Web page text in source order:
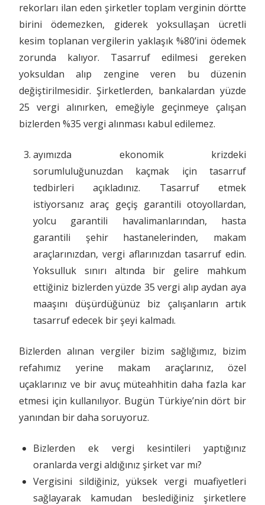
rekorları ilan eden şirketler toplam verginin dörtte
birini ödemezken, giderek yoksullaşan ücretli
kesim toplanan vergilerin yaklaşık %80’ini ödemek
zorunda kalıyor. Tasarruf edilmesi gereken
yoksuldan alıp zengine veren bu düzenin
değiştirilmesidir. Şirketlerden, bankalardan yüzde
25 vergi alınırken, emeğiyle geçinmeye çalışan
bizlerden %35 vergi alınması kabul edilemez.
ayımızda ekonomik krizdeki
sorumluluğunuzdan kaçmak için tasarruf
tedbirleri açıkladınız. Tasarruf etmek
istiyorsanız araç geçiş garantili otoyollardan,
yolcu garantili havalimanlarından, hasta
garantili şehir hastanelerinden, makam
araçlarınızdan, vergi aflarınızdan tasarruf edin.
Yoksulluk sınırı altında bir gelire mahkum
ettiğiniz bizlerden yüzde 35 vergi alıp aydan aya
maaşını düşürdüğünüz biz çalışanların artık
tasarruf edecek bir şeyi kalmadı.
Bizlerden alınan vergiler bizim sağlığımız, bizim
refahımız yerine makam araçlarınız, özel
uçaklarınız ve bir avuç müteahhitin daha fazla kar
etmesi için kullanılıyor. Bugün Türkiye’nin dört bir
yanından bir daha soruyoruz.
Bizlerden ek vergi kesintileri yaptığınız
oranlarda vergi aldığınız şirket var mı?
Vergisini sildiğiniz, yüksek vergi muafiyetleri
sağlayarak kamudan beslediğiniz şirketlere